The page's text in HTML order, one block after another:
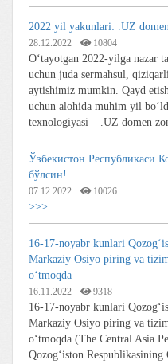
2022 yil yakunlari: .UZ
28.12.2022 10804
Oʻtayotgan 2022-yilga nazar
uchun juda sermahsul,
aytishimiz mumkin. Qayd
uchun alohida muhim yil
texnologiyasi – .UZ domen
Ўзбекистон Республикаси
бўлсин!
07.12.2022 10026
>>>
16-17-noyabr kunlari
Markaziy Osiyo piring va
o‘tmoqda
16.11.2022 9318
16-17-noyabr kunlari
Markaziy Osiyo piring va
o‘tmoqda (The Central Asia
Qozog‘iston